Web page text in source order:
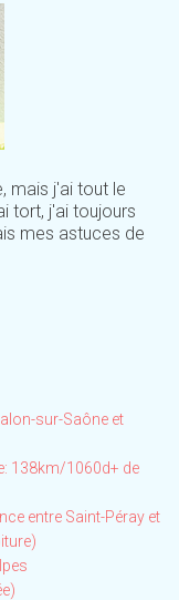
mais j'ai tout le
tort, j'ai toujours
mes astuces de
sur-Saône et
138km/1060d+ de
entre Saint-Péray et